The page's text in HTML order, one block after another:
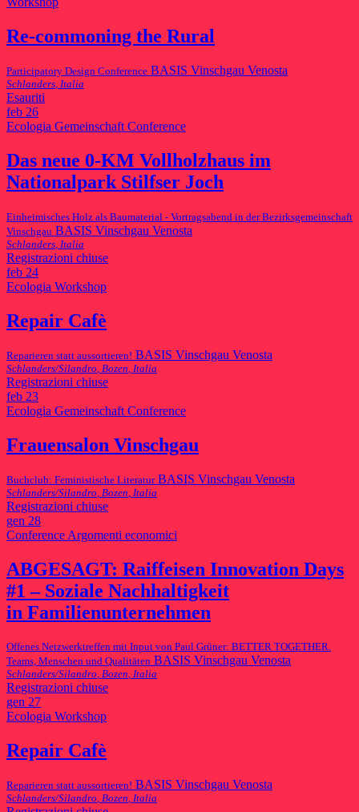
Re-commoning the Rural
Participatory Design Conference BASIS Vinschgau Venosta
Schlanders, Italia
Esauriti
feb 26
Ecologia Gemeinschaft Conference
Das neue 0-KM Vollholzhaus im
Nationalpark Stilfser Joch
Einheimisches Holz als Baumaterial - Vortragsabend in der Bezirksgemeinschaft
Vinschgau BASIS Vinschgau Venosta
Schlanders Italia
Registrazioni chiuse
feb 24
Ecologia Workshop
Repair Cafè
Reparieren statt aussortieren! BASIS Vinschgau Venosta
Schlanders/Silandro Bozen Italia
Registrazioni chiuse
feb 23
Ecologia Gemeinschaft Conference
Frauensalon Vinschgau
Buchclub: Feministische Literatur BASIS Vinschgau Venosta
Schlanders/Silandro Bozen Italia
Registrazioni chiuse
gen 28
Conference Argomenti economici
ABGESAGT: Raiffeisen Innovation Days
#1 – Soziale Nachhaltigkeit
in Familienunternehmen
Offenes Netzwerktreffen mit Input von Paul Grüner: BETTER TOGETHER.
Teams, Menschen und Qualitäten BASIS Vinschgau Venosta
Schlanders/Silandro, Bozen, Italia
Registrazioni chiuse
gen 27
Ecologia Workshop
Repair Cafè
Reparieren statt aussortieren! BASIS Vinschgau Venosta
Schlanders/Silandro, Bozen, Italia